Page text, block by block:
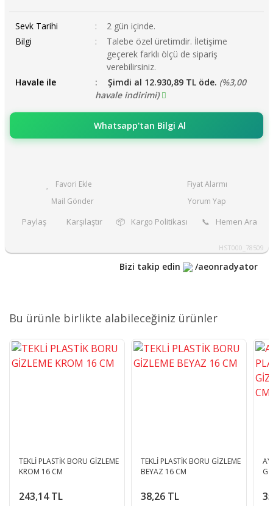
Sevk Tarihi
2 gün içinde.
Bilgi
Talebe özel üretimdir. İletişime
geçerek farklı ölçü de sipariş
verebilirsiniz.
Havale ile
Şimdi al 12.930,89 TL öde. (%3,00
havale indirimi)
Whatsapp'tan Bilgi Al
Fiyat Alarmı
Mail Gönder
Yorum Yap
Paylaş Karşılaştır 📦 Kargo Politikası 📞 Hemen Ara
HST000_78509
Bizi takip edin /aeonradyator
Bu ürünle birlikte alabileceğiniz ürünler
TEKLİ PLASTİK BORU GİZLEME
KROM 16 CM
243,14 TL
TEKLİ PLASTİK BORU GİZLEME
BEYAZ 16 CM
38,26 TL